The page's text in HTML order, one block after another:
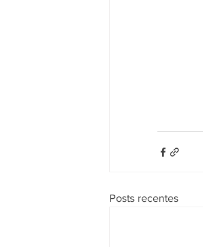
Posts recentes